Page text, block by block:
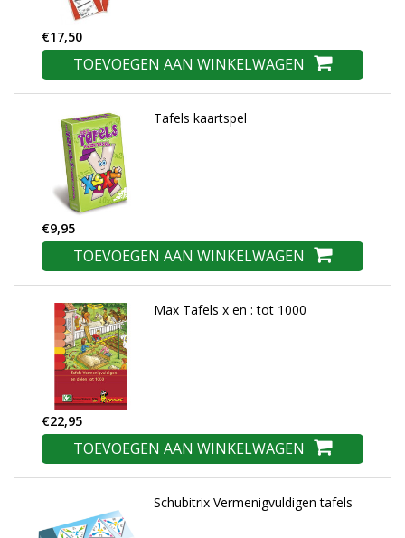
€17,50
TOEVOEGEN AAN WINKELWAGEN
Tafels kaartspel
€9,95
TOEVOEGEN AAN WINKELWAGEN
Max Tafels x en : tot 1000
€22,95
TOEVOEGEN AAN WINKELWAGEN
Schubitrix Vermenigvuldigen tafels